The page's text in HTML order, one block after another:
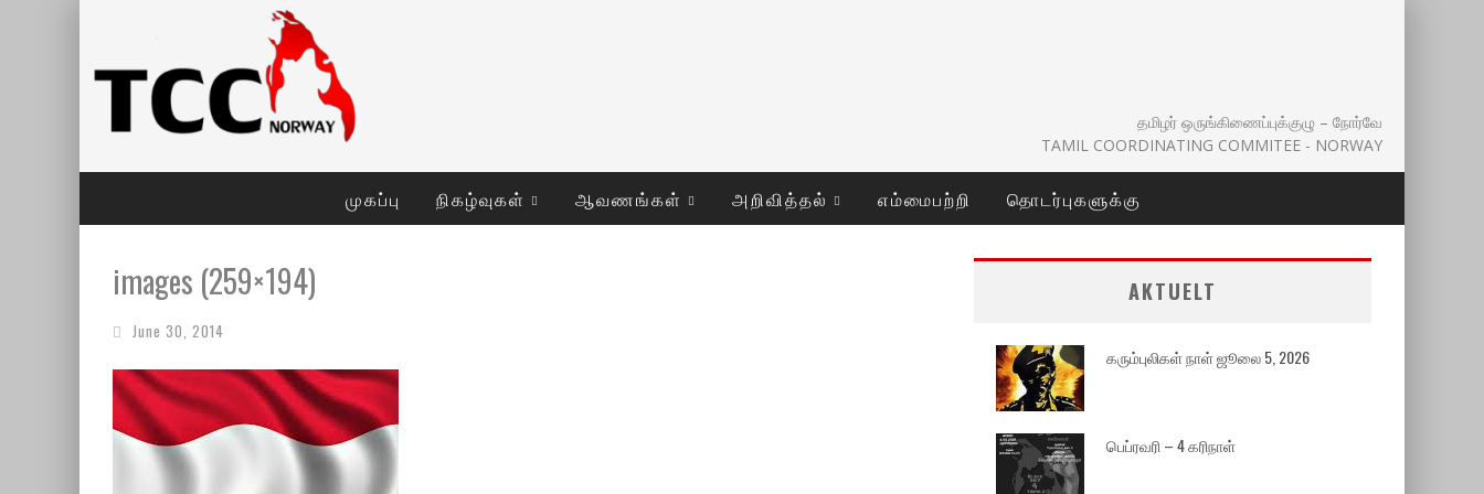
தமிழர் ஒருங்கிணைப்புக்குழு – நோர்வே
TAMIL COORDINATING COMMITEE - NORWAY
முகப்பு நிகழ்வுகள் ஆவணங்கள் அறிவித்தல் எம்மைபற்றி தொடர்புகளுக்கு
images (259×194)
June 30, 2014
AKTUELT
கரும்புலிகள் நாள் ஜூலை 5, 2026
பெப்ரவரி – 4 கரிநாள்